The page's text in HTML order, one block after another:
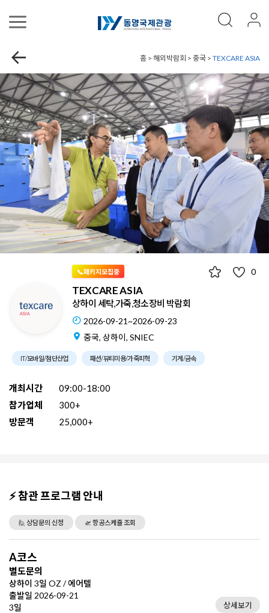
홈 > 해외박람회 > 중국 > TEXCARE ASIA
📞패키지모집중 0
TEXCARE ASIA
상하이 세탁,가죽,청소장비 박람회
2026-09-21~2026-09-23
중국, 상하이, SNIEC
IT/모바일/첨단산업 패션/뷰티미용/가죽피혁 기계/금속
개최시간
09:00-18:00
참가업체
300+
방문객
25,000+
⚡ 참관 프로그램 안내
🙋 상담문의 신청 🛫 항공스케쥴 조회
A코스
별도문의
상하이 3일 OZ / 에어텔
출발일 2026-09-21
3일
상세보기